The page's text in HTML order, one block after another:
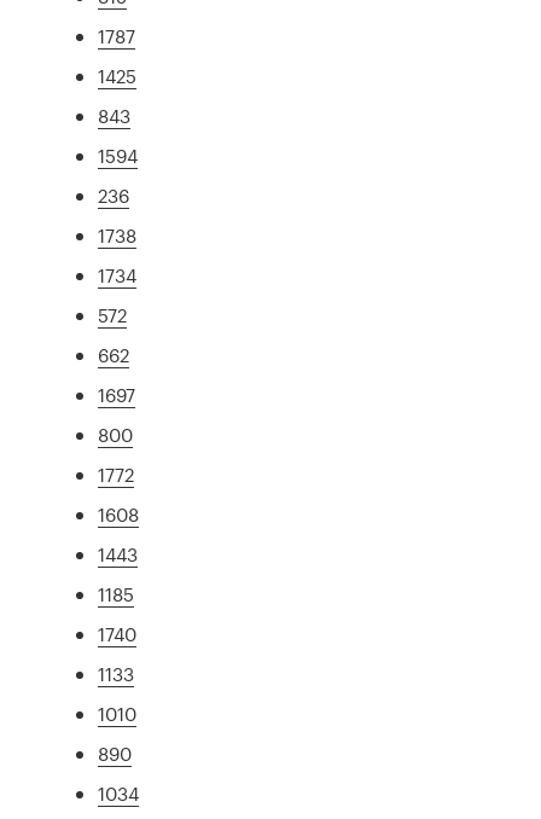
1787
1425
843
1594
236
1738
1734
572
662
1697
800
1772
1608
1443
1185
1740
1133
1010
890
1034